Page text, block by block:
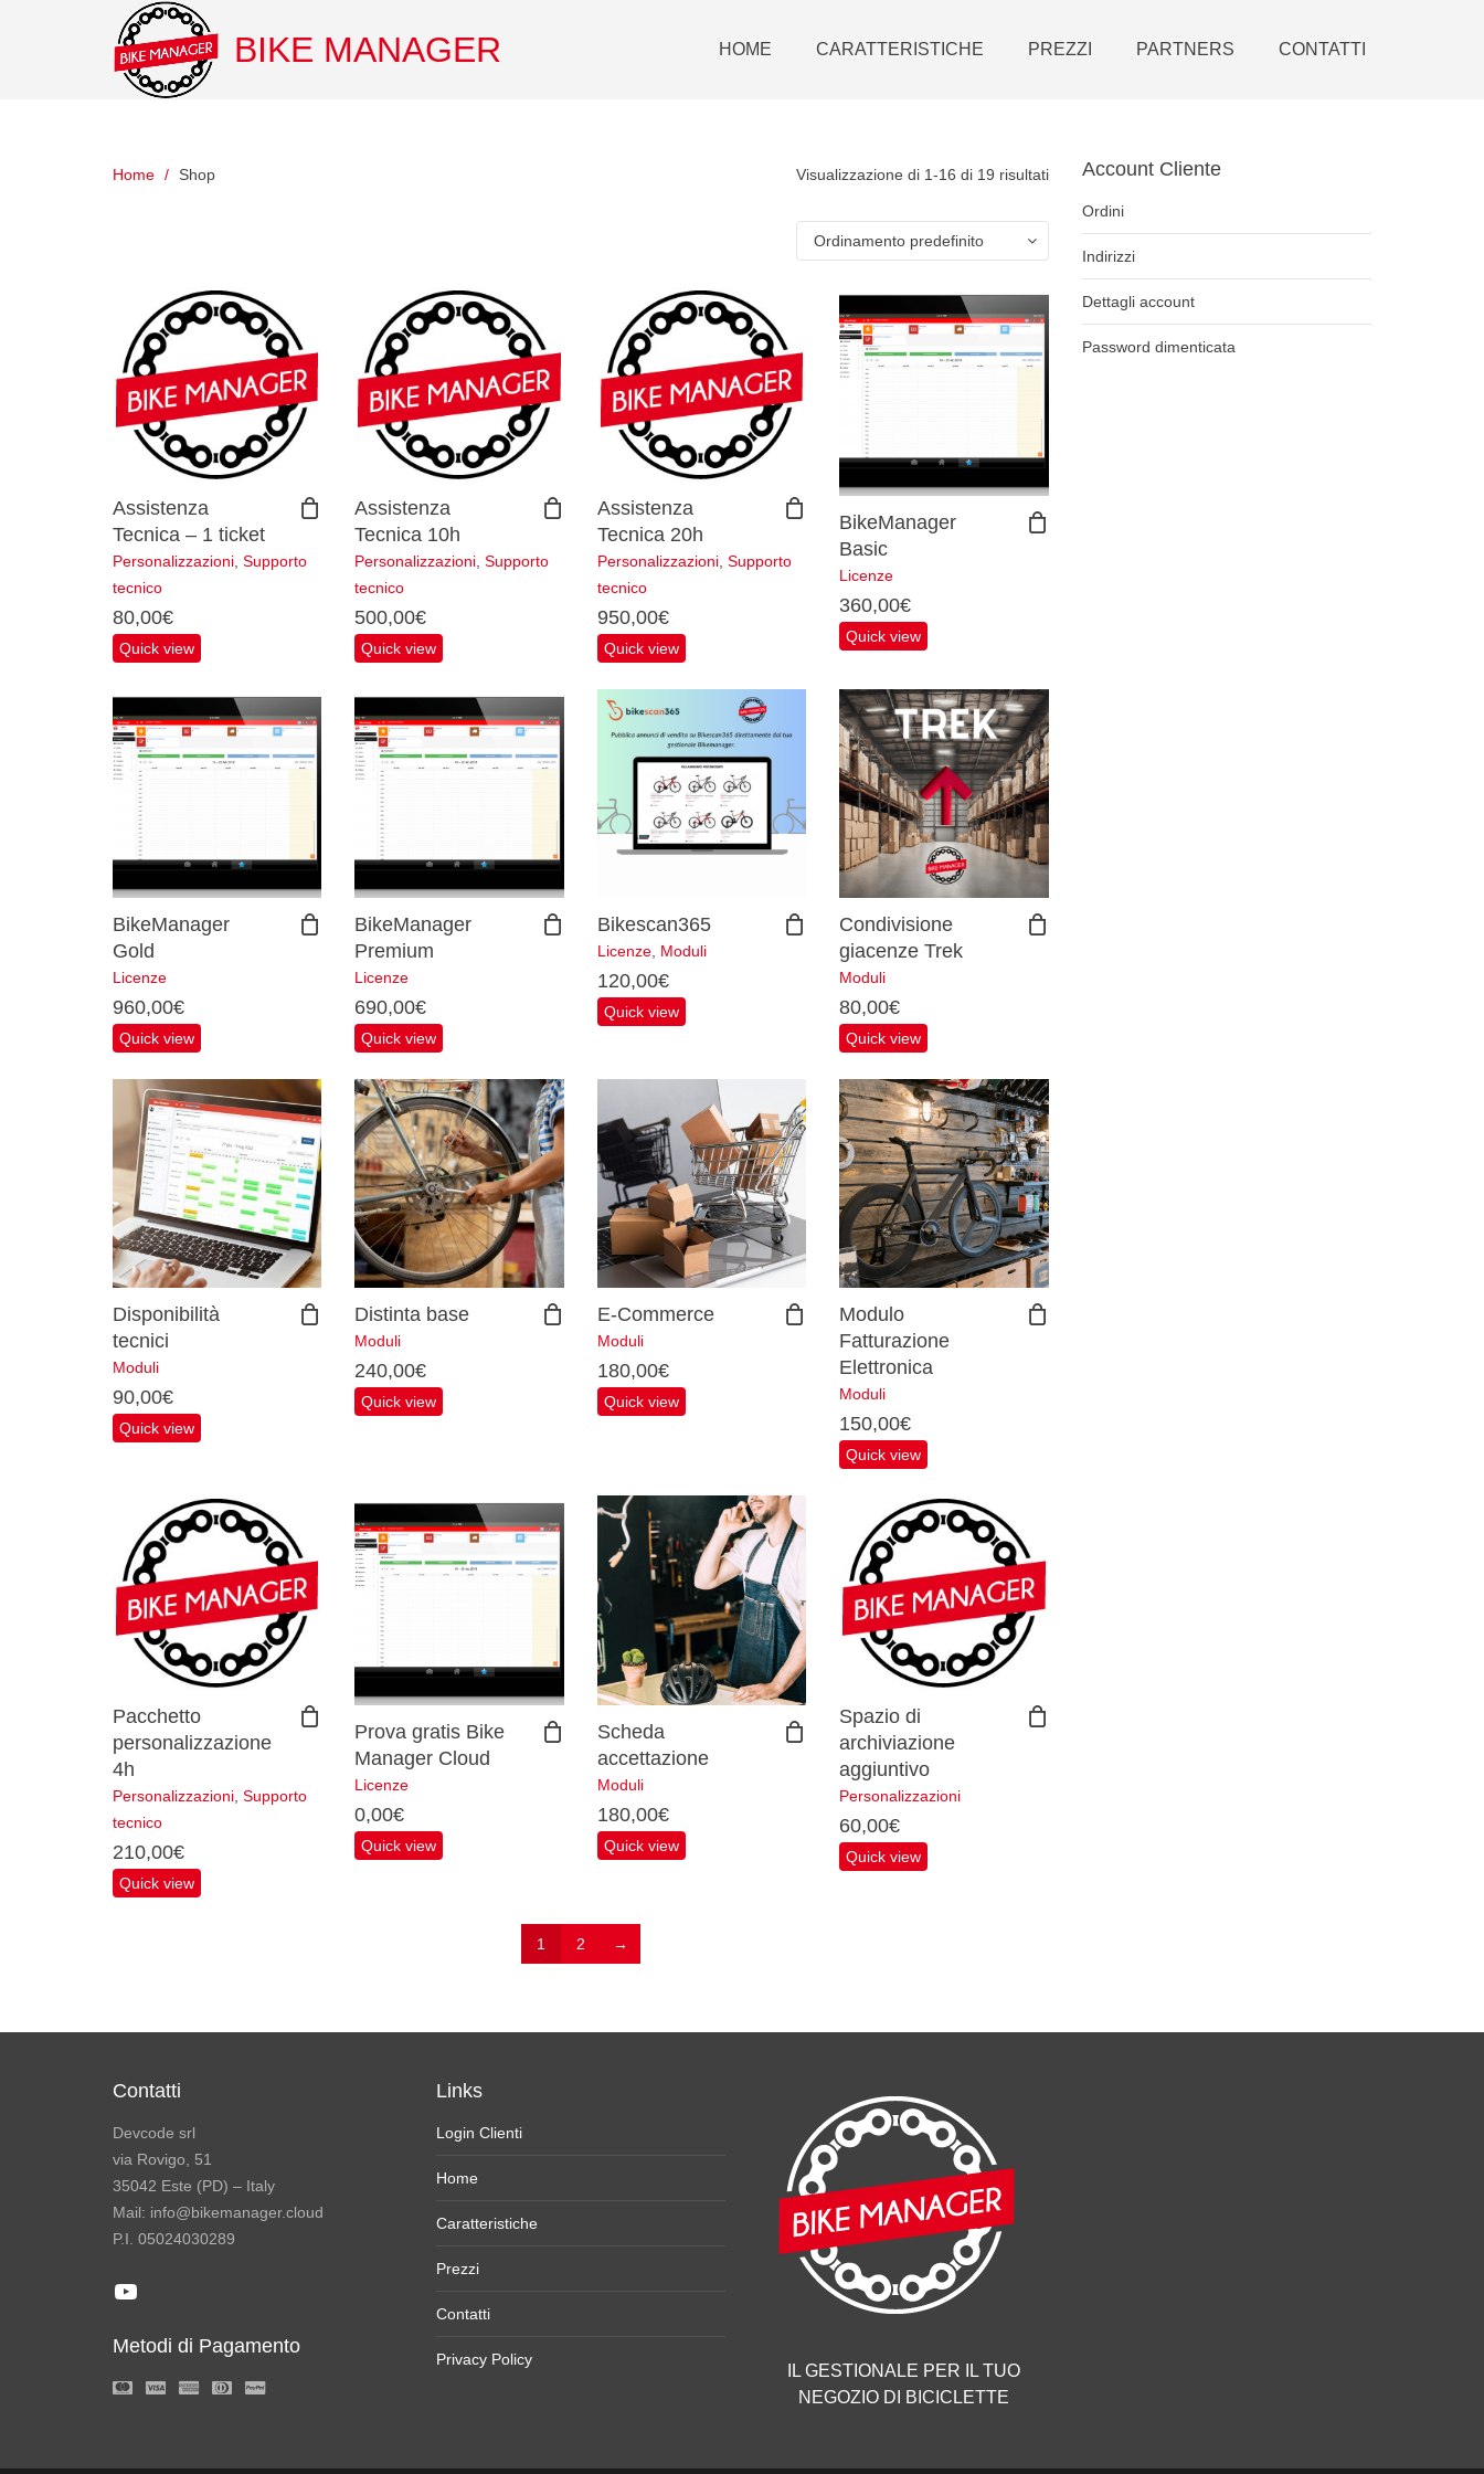
BIKE MANAGER HOME CARATTERISTICHE PREZZI PARTNERS CONTATTI
Home Shop Visualizzazione di 1-16 di 19 risultati
Assistenza
Tecnica – 1 ticket
Personalizzazioni Supporto
tecnico
80,00€
Quick view
Assistenza
Tecnica 10h
Personalizzazioni ,Supporto
tecnico
500,00€
Quick view
Assistenza
Tecnica 20h
Personalizzazioni, Supporto
tecnico
950,00€
Quick view
BikeManager
Basic
Licenze
360,00€
Quick view
BikeManager
Gold
Licenze
960,00€
Quick view
BikeManager
Premium
Licenze
690,00€
Quick view
Bikescan365
Licenze, Moduli
120,00€
Quick view
Condivisione
giacenze Trek
Moduli
80,00€
Quick view
Disponibilità
tecnici
Moduli
90,00€
Quick view
Distinta base
Moduli
240,00€
Quick view
E-Commerce
Moduli
180,00€
Quick view
Modulo
Fatturazione
Elettronica
Moduli
150,00€
Quick view
Pacchetto
personalizzazione
4h
Personalizzazioni, Supporto
tecnico
210,00€
Quick view
Prova gratis Bike
Manager Cloud
Licenze
0,00€
Quick view
Scheda
accettazione
Moduli
180,00€
Quick view
Spazio di
archiviazione
aggiuntivo
Personalizzazioni
60,00€
Quick view
1 2 →
Account Cliente
Ordini
Indirizzi
Dettagli account
Password dimenticata
Contatti
Devcode srl
via Rovigo, 51
35042 Este (PD) – Italy
Mail: info@bikemanager.cloud
P.I. 05024030289
YouTube
Metodi di Pagamento
Links
Login Clienti
Home
Caratteristiche
Prezzi
Contatti
Privacy Policy
IL GESTIONALE PER IL TUO
NEGOZIO DI BICICLETTE